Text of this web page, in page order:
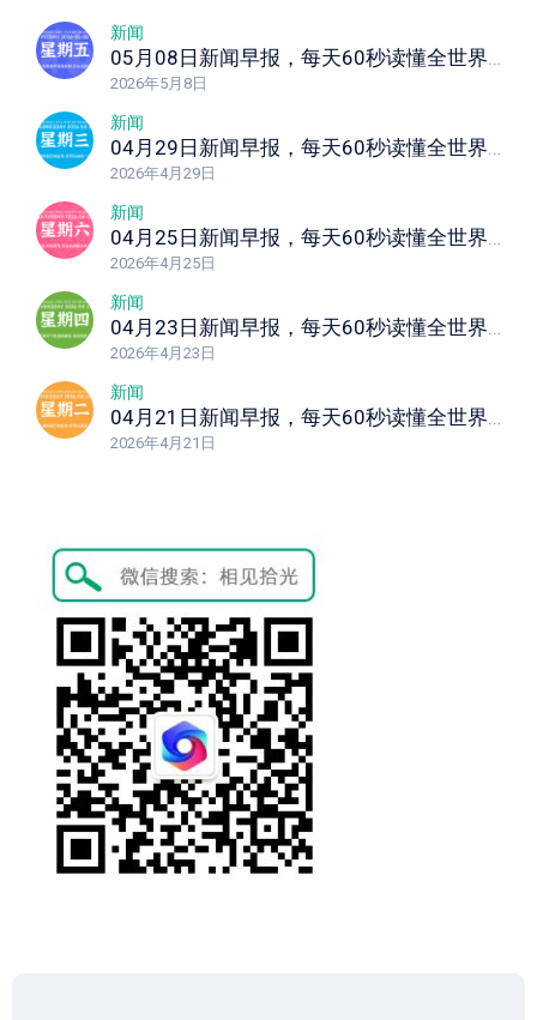
新闻
05月08日新闻早报，每天60秒读懂全世界！
2026年5月8日
新闻
04月29日新闻早报，每天60秒读懂全世界！
2026年4月29日
新闻
04月25日新闻早报，每天60秒读懂全世界！
2026年4月25日
新闻
04月23日新闻早报，每天60秒读懂全世界！
2026年4月23日
新闻
04月21日新闻早报，每天60秒读懂全世界！
2026年4月21日